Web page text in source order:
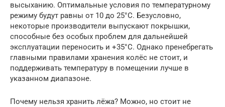
высыханию. Оптимальные условия по температурному
режиму будут равны от 10 до 25°С. Безусловно,
некоторые производители выпускают покрышки,
способные без особых проблем для дальнейшей
эксплуатации переносить и +35°С. Однако пренебрегать
главными правилами хранения колёс не стоит, и
поддерживать температуру в помещении лучше в
указанном диапазоне.
Почему нельзя хранить лёжа? Можно, но стоит не